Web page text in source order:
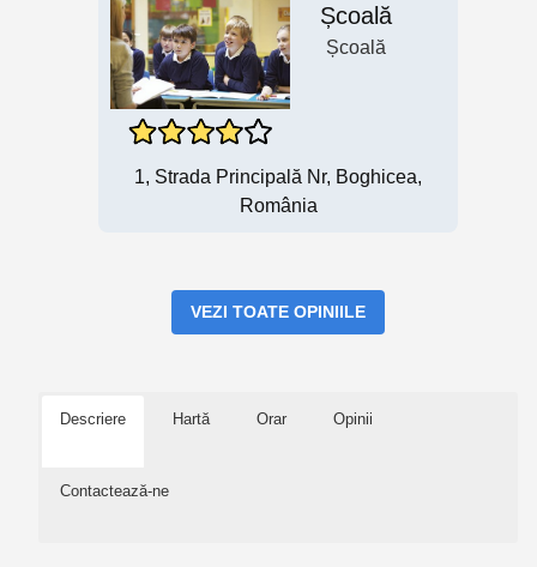
Școală
Școală
1, Strada Principală Nr, Boghicea,
România
VEZI TOATE OPINIILE
Descriere Hartă Orar Opinii
Contactează-ne